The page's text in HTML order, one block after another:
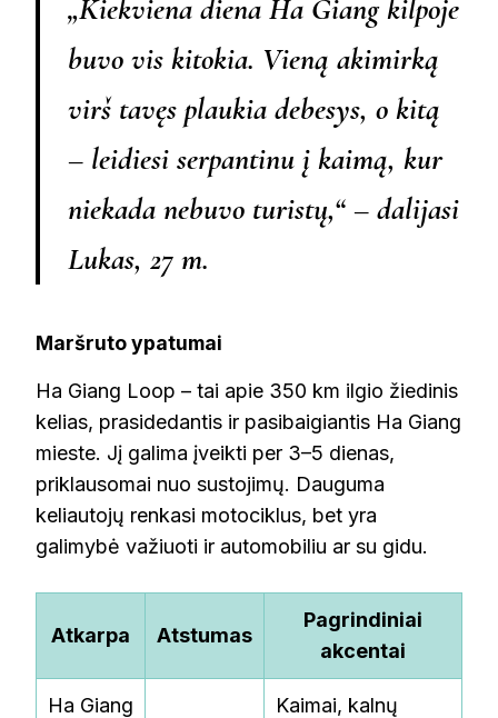
„Kiekviena diena Ha Giang kilpoje
buvo vis kitokia. Vieną akimirką
virš tavęs plaukia debesys, o kitą
– leidiesi serpantinu į kaimą, kur
niekada nebuvo turistų,“ – dalijasi
Lukas, 27 m.
Maršruto ypatumai
Ha Giang Loop – tai apie 350 km ilgio žiedinis
kelias, prasidedantis ir pasibaigiantis Ha Giang
mieste. Jį galima įveikti per 3–5 dienas,
priklausomai nuo sustojimų. Dauguma
keliautojų renkasi motociklus, bet yra
galimybė važiuoti ir automobiliu ar su gidu.
Atkarpa Atstumas
Pagrindiniai
akcentai
Ha Giang
Kaimai, kalnų